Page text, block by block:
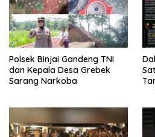
Polsek Binjai Gandeng TNI
dan Kepala Desa Grebek
Sarang Narkoba